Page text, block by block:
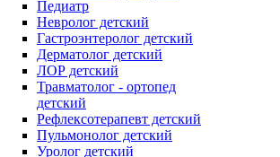
Педиатр
Невролог детский
Гастроэнтеролог детский
Дерматолог детский
ЛОР детский
Травматолог - ортопед
детский
Рефлексотерапевт детский
Пульмонолог детский
Уролог детский